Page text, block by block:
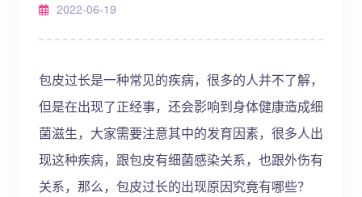
2022-06-19
包皮过长是一种常见的疾病，很多的人并不了解，
但是在出现了正经事，还会影响到身体健康造成细
菌滋生，大家需要注意其中的发育因素，很多人出
现这种疾病，跟包皮有细菌感染关系，也跟外伤有
关系，那么，包皮过长的出现原因究竟有哪些？